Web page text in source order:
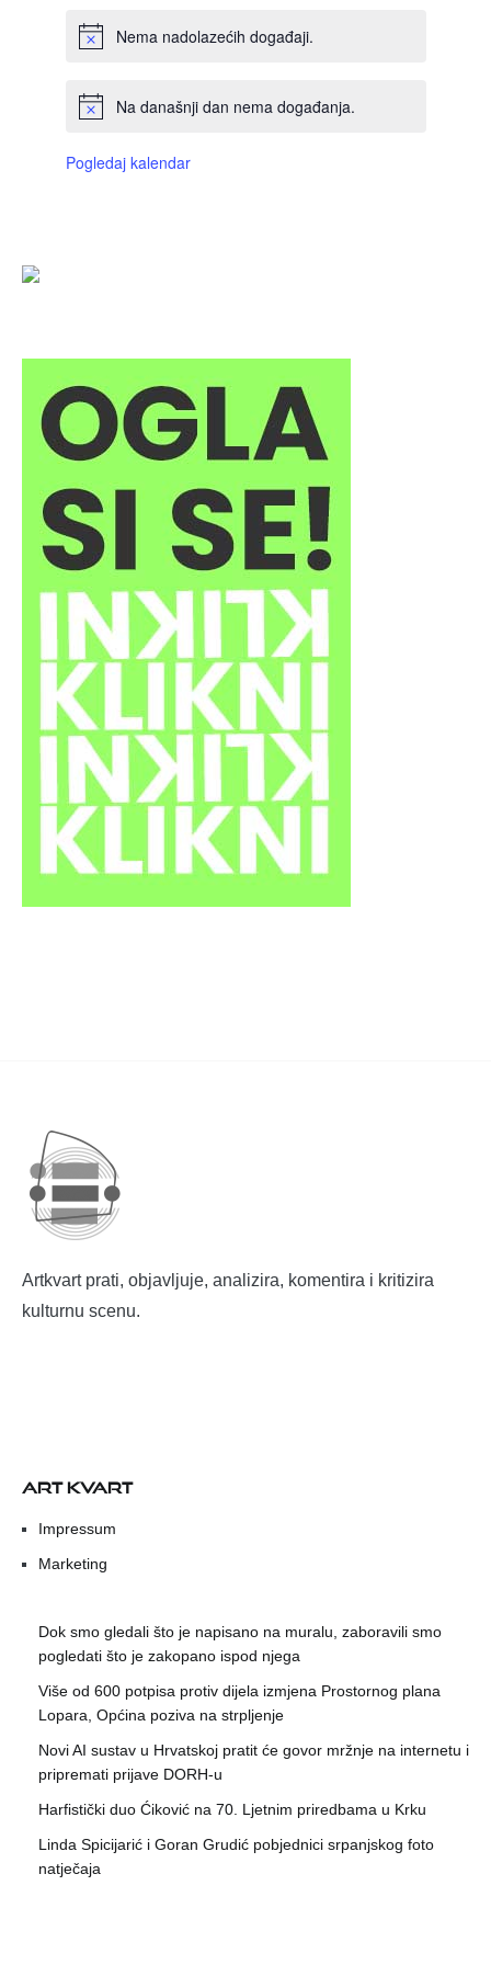
Nema nadolazećih događaji.
Na današnji dan nema događanja.
Pogledaj kalendar
Artkvart prati, objavljuje, analizira, komentira i kritizira
kulturnu scenu.
ART KVART
Impressum
Marketing
Dok smo gledali što je napisano na muralu, zaboravili smo
pogledati što je zakopano ispod njega
Više od 600 potpisa protiv dijela izmjena Prostornog plana
Lopara, Općina poziva na strpljenje
Novi AI sustav u Hrvatskoj pratit će govor mržnje na internetu i
pripremati prijave DORH-u
Harfistički duo Ćiković na 70. Ljetnim priredbama u Krku
Linda Spicijarić i Goran Grudić pobjednici srpanjskog foto
natječaja